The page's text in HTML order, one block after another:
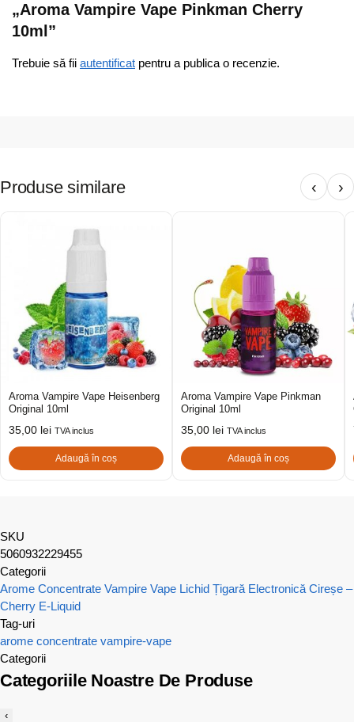
„Aroma Vampire Vape Pinkman Cherry
10ml”
Trebuie să fii autentificat pentru a publica o recenzie.
Produse similare ‹ ›
Aroma Vampire Vape Heisenberg
Original 10ml
35,00 lei TVA inclus
Adaugă în coș
Aroma Vampire Vape Pinkman
Original 10ml
35,00 lei TVA inclus
Adaugă în coș
SKU
5060932229455
Categorii
Arome Concentrate Vampire Vape Lichid Țigară Electronică Cireșe –
Cherry E-Liquid
Tag-uri
arome concentrate vampire-vape
Categorii
Categoriile Noastre De Produse
‹